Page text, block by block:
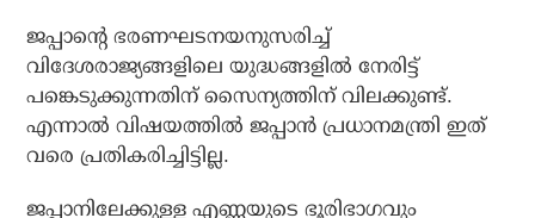
ജപ്പാന്റെ ഭരണഘടനയനുസരിച്ച്
വിദേശരാജ്യങ്ങളിലെ യുദ്ധങ്ങളില്‍ നേരിട്ട്
പങ്കെടുക്കുന്നതിന് സൈന്യത്തിന് വിലക്കുണ്ട്.
എന്നാല്‍ വിഷയത്തില്‍ ജപ്പാന്‍ പ്രധാനമന്ത്രി ഇത്
വരെ പ്രതികരിച്ചിട്ടില്ല.
ജപ്പാനിലേക്കുള്ള എണ്ണയുടെ ഭൂരിഭാഗവും